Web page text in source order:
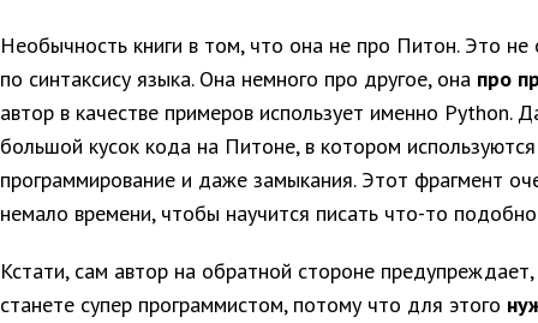
Необычность книги в том, что она не про Питон. Это не
по синтаксису языка. Она немного про другое, она про
автор в качестве примеров использует именно
большой кусок кода на Питоне, в котором
программирование и даже замыкания. Этот фрагмент
немало времени, чтобы научится писать что-то
Кстати, сам автор на обратной стороне
станете супер программистом, потому что для этого